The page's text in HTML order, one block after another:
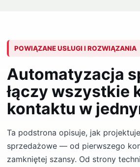
POWIĄZANE USŁUGI I ROZWIĄZANIA
Automatyzacja
łączy wszystkie
kontaktu w
Ta podstrona opisuje, jak
sprzedażowe — od pierwszego
zamkniętej szansy. Od strony